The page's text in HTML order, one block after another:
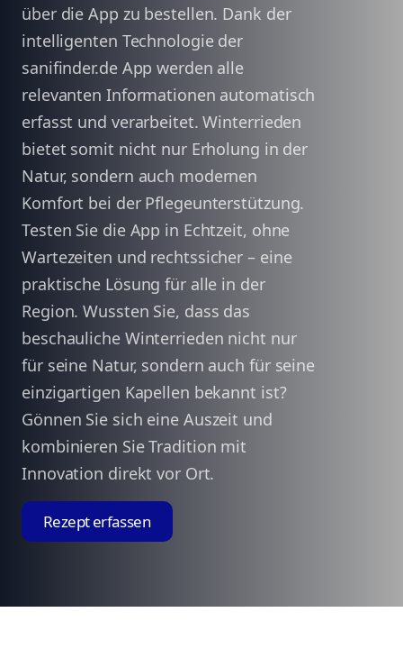
über die App zu bestellen. Dank der
intelligenten Technologie der
sanifinder.de App werden alle
relevanten Informationen automatisch
erfasst und verarbeitet. Winterrieden
bietet somit nicht nur Erholung in der
Natur, sondern auch modernen
Komfort bei der Pflegeunterstützung.
Testen Sie die App in Echtzeit, ohne
Wartezeiten und rechtssicher – eine
praktische Lösung für alle in der
Region. Wussten Sie, dass das
beschauliche Winterrieden nicht nur
für seine Natur, sondern auch für seine
einzigartigen Kapellen bekannt ist?
Gönnen Sie sich eine Auszeit und
kombinieren Sie Tradition mit
Innovation direkt vor Ort.
Rezept erfassen